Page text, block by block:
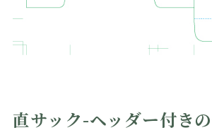
直サック-ヘッダー付き